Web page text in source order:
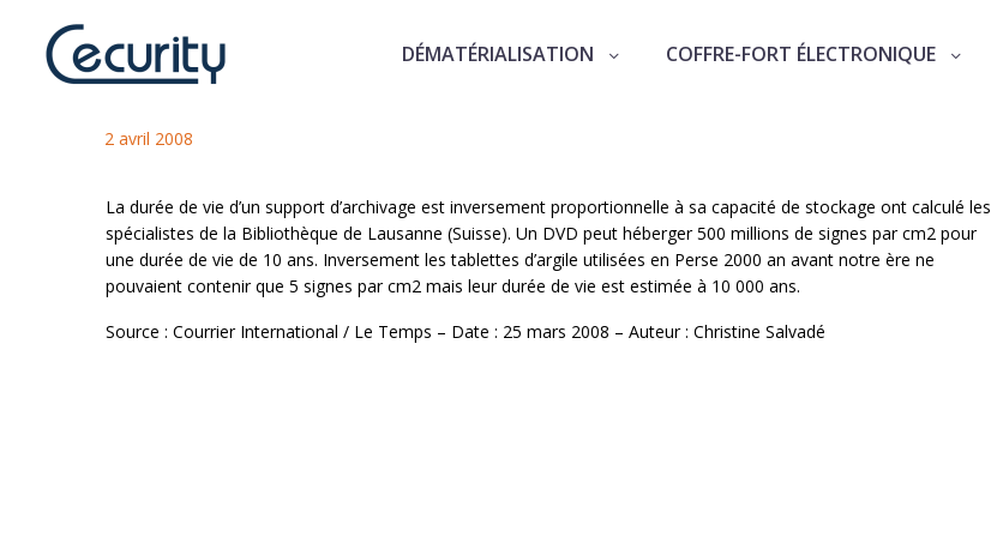
DÉMATÉRIALISATION COFFRE-FORT ÉLECTRONIQUE
Durée de conservation des supports d’archivage
2 avril 2008
La durée de vie d’un support d’archivage est inversement proportionnelle à sa capacité de stockage ont calculé les
spécialistes de la Bibliothèque de Lausanne (Suisse). Un DVD peut héberger 500 millions de signes par cm2 pour
une durée de vie de 10 ans. Inversement les tablettes d’argile utilisées en Perse 2000 an avant notre ère ne
pouvaient contenir que 5 signes par cm2 mais leur durée de vie est estimée à 10 000 ans.
Source : Courrier International / Le Temps – Date : 25 mars 2008 – Auteur : Christine Salvadé